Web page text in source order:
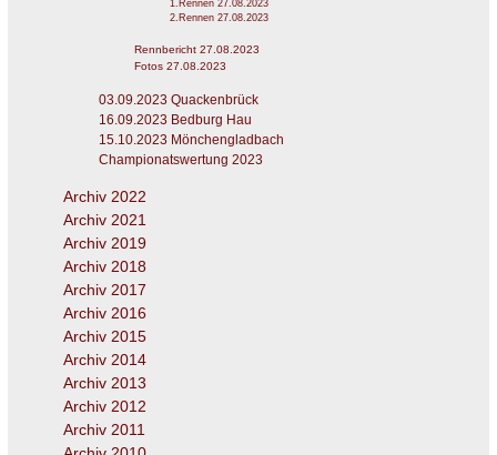
1.Rennen 27.08.2023
2.Rennen 27.08.2023
Rennbericht 27.08.2023
Fotos 27.08.2023
03.09.2023 Quackenbrück
16.09.2023 Bedburg Hau
15.10.2023 Mönchengladbach
Championatswertung 2023
Archiv 2022
Archiv 2021
Archiv 2019
Archiv 2018
Archiv 2017
Archiv 2016
Archiv 2015
Archiv 2014
Archiv 2013
Archiv 2012
Archiv 2011